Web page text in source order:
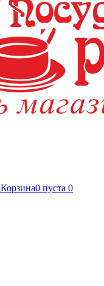
Корзина0 пуста 0